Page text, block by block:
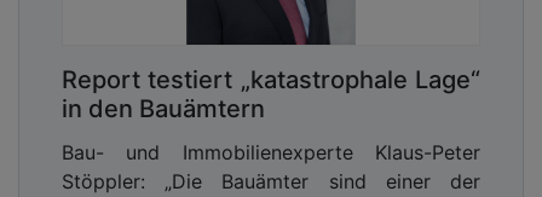
Report testiert „katastrophale Lage“
in den Bauämtern
Bau- und Immobilienexperte Klaus-Peter
Stöppler: „Die Bauämter sind einer der